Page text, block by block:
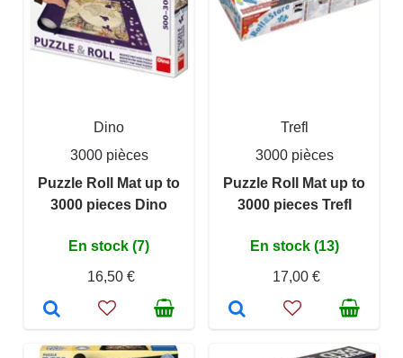
Dino
3000 pièces
Puzzle Roll Mat up to
3000 pieces Dino
En stock (7)
16,50 €
Trefl
3000 pièces
Puzzle Roll Mat up to
3000 pieces Trefl
En stock (13)
17,00 €